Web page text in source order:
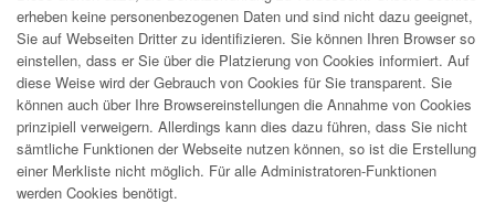
erheben keine personenbezogenen Daten und sind nicht dazu geeignet,
Sie auf Webseiten Dritter zu identifizieren. Sie können Ihren Browser so
einstellen, dass er Sie über die Platzierung von Cookies informiert. Auf
diese Weise wird der Gebrauch von Cookies für Sie transparent. Sie
können auch über Ihre Browsereinstellungen die Annahme von Cookies
prinzipiell verweigern. Allerdings kann dies dazu führen, dass Sie nicht
sämtliche Funktionen der Webseite nutzen können, so ist die Erstellung
einer Merkliste nicht möglich. Für alle Administratoren-Funktionen
werden Cookies benötigt.